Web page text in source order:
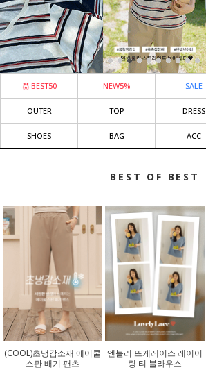
BEST50 NEW5% SALE
OUTER TOP DRESS
SHOES BAG ACC
BEST OF BEST
(COOL)초냉감소재 에어쿨
스판 배기 팬츠
엔블리 뜨게레이스 레이어
링 티 블라우스